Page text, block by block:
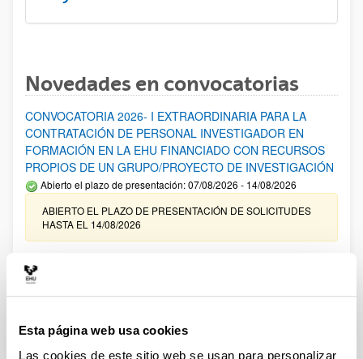
Esta página web usa cookies
Las cookies de este sitio web se usan para personalizar
Novedades en convocatorias
CONVOCATORIA 2026- I EXTRAORDINARIA PARA LA
CONTRATACIÓN DE PERSONAL INVESTIGADOR EN
FORMACIÓN EN LA EHU FINANCIADO CON RECURSOS
PROPIOS DE UN GRUPO/PROYECTO DE INVESTIGACIÓN
Abierto el plazo de presentación: 07/08/2026 - 14/08/2026
ABIERTO EL PLAZO DE PRESENTACIÓN DE SOLICITUDES
HASTA EL 14/08/2026
Ayudas para financiación de la adquisición y renovación de
infraestructura científica y fondos bibliográficos en la
UPV/EHU 2026
25/03/2026: Corrección de errores del listado provisional de
solicitudes admitidas y excluidas. 23/03/2026: Relación